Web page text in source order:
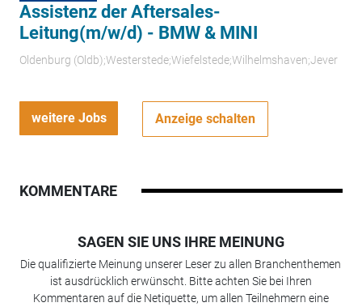
Assistenz der Aftersales-
Leitung(m/w/d) - BMW & MINI
Oldenburg (Oldb);Westerstede;Wiefelstede;Wilhelmshaven;Jever
weitere Jobs Anzeige schalten
KOMMENTARE
SAGEN SIE UNS IHRE MEINUNG
Die qualifizierte Meinung unserer Leser zu allen Branchenthemen
ist ausdrücklich erwünscht. Bitte achten Sie bei Ihren
Kommentaren auf die Netiquette, um allen Teilnehmern eine